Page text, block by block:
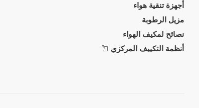
أجهزة تنقية هواء
مزيل الرطوبة
نصائح لمكيف الهواء
أنظمة التكييف المركزي